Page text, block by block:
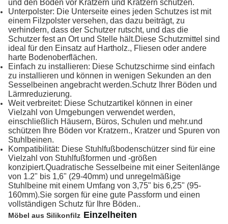
und den Boden vor Kratzern und Kratzern schützen.
Unterpolster: Die Unterseite eines jeden Schutzes ist mit
einem Filzpolster versehen, das dazu beiträgt, zu
verhindern, dass der Schutzer rutscht, und das die
Schutzer fest an Ort und Stelle hält.Diese Schutzmittel sind
ideal für den Einsatz auf Hartholz., Fliesen oder andere
harte Bodenoberflächen.
Einfach zu installieren: Diese Schutzschirme sind einfach
zu installieren und können in wenigen Sekunden an den
Sesselbeinen angebracht werden.Schutz Ihrer Böden und
Lärmreduzierung.
Weit verbreitet: Diese Schutzartikel können in einer
Vielzahl von Umgebungen verwendet werden,
einschließlich Häusern, Büros, Schulen und mehr.und
schützen Ihre Böden vor Kratzern., Kratzer und Spuren von
Stuhlbeinen.
Kompatibilität: Diese Stuhlfußbodenschützer sind für eine
Vielzahl von Stuhlfußformen und -größen
konzipiert.Quadratische Sesselbeine mit einer Seitenlänge
von 1.2" bis 1,6" (29-40mm) und unregelmäßige
Stuhlbeine mit einem Umfang von 3,75" bis 6,25" (95-
160mm).Sie sorgen für eine gute Passform und einen
vollständigen Schutz für Ihre Böden..
Möbel aus Silikonfilz Einzelheiten